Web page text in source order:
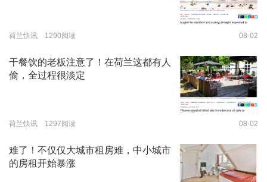
荷兰快讯 1290阅读 08-02
干餐饮的老板注意了！在荷兰这都有人
偷，全过程很淡定
荷兰快讯 1297阅读 08-02
难了！不仅仅大城市租房难，中小城市
的房租开始暴涨